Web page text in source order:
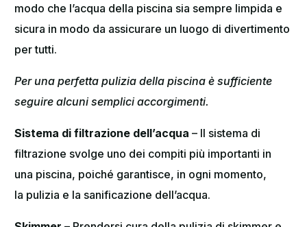
modo che l’acqua della piscina sia sempre limpida e
sicura in modo da assicurare un luogo di divertimento
per tutti.
Per una perfetta pulizia della piscina è sufficiente
seguire alcuni semplici accorgimenti.
Sistema di filtrazione dell’acqua – Il sistema di
filtrazione svolge uno dei compiti più importanti in
una piscina, poiché garantisce, in ogni momento,
la pulizia e la sanificazione dell’acqua.